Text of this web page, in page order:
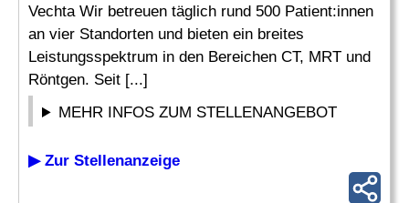
Vechta Wir betreuen täglich rund 500 Patient:innen
an vier Standorten und bieten ein breites
Leistungsspektrum in den Bereichen CT, MRT und
Röntgen. Seit [...]
MEHR INFOS ZUM STELLENANGEBOT
▶ Zur Stellenanzeige